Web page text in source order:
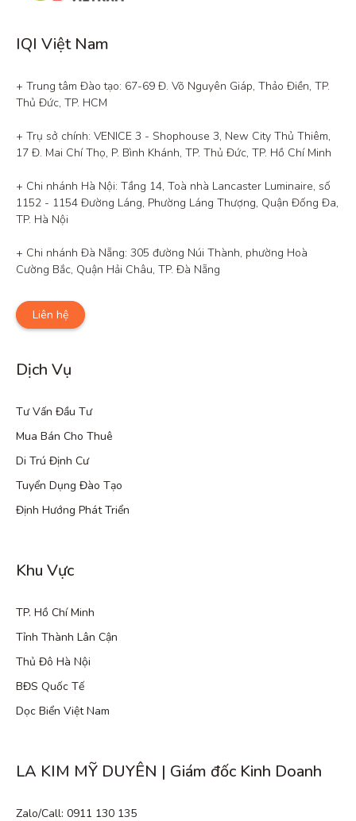
IQI Việt Nam
+ Trung tâm Đào tạo: 67-69 Đ. Võ Nguyên Giáp, Thảo Điền, TP.
Thủ Đức, TP. HCM
+ Trụ sở chính: VENICE 3 - Shophouse 3, New City Thủ Thiêm,
17 Đ. Mai Chí Thọ, P. Bình Khánh, TP. Thủ Đức, TP. Hồ Chí Minh
+ Chi nhánh Hà Nội: Tầng 14, Toà nhà Lancaster Luminaire, số
1152 - 1154 Đường Láng, Phường Láng Thượng, Quận Đống Đa,
TP. Hà Nội
+ Chi nhánh Đà Nẵng: 305 đường Núi Thành, phường Hoà
Cường Bắc, Quận Hải Châu, TP. Đà Nẵng
Liên hệ
Dịch Vụ
Tư Vấn Đầu Tư
Mua Bán Cho Thuê
Di Trú Định Cư
Tuyển Dụng Đào Tạo
Định Hướng Phát Triển
Khu Vực
TP. Hồ Chí Minh
Tỉnh Thành Lân Cận
Thủ Đô Hà Nội
BĐS Quốc Tế
Dọc Biển Việt Nam
LA KIM MỸ DUYÊN | Giám đốc Kinh Doanh
Zalo/Call: 0911 130 135